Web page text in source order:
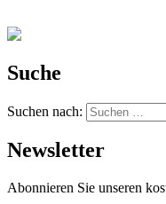
Suche
Suchen nach:
Newsletter
Abonnieren Sie unseren